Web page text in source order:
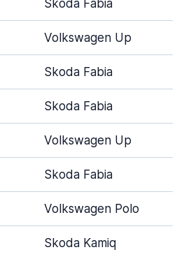
Skoda Fabia
Volkswagen Up
Skoda Fabia
Skoda Fabia
Volkswagen Up
Skoda Fabia
Volkswagen Polo
Skoda Kamiq